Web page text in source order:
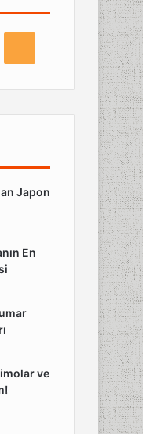
Japon
En
ve